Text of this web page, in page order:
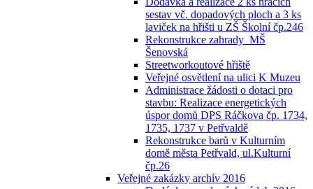
sestav vč. dopadových ploch a 3 ks
laviček na hřišti u ZŠ Školní čp.246
Rekonstrukce zahrady_MŠ
Šenovská
Streetworkoutové hřiště
Veřejné osvětlení na ulici K Muzeu
Administrace žádosti o dotaci pro
stavbu: Realizace energetických
úspor domů DPS Ráčkova čp. 1734,
1735, 1737 v Petřvaldě
Rekonstrukce barů v Kulturním
domě města Petřvald, ul.Kulturní
čp.26
Veřejné zakázky archív 2016